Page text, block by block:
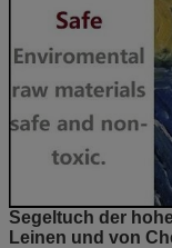
Segeltuch der
Leinen und von